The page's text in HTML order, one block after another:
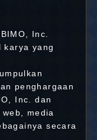
Inc.
karya yang
penghargaan
Inc. dan
media
secara